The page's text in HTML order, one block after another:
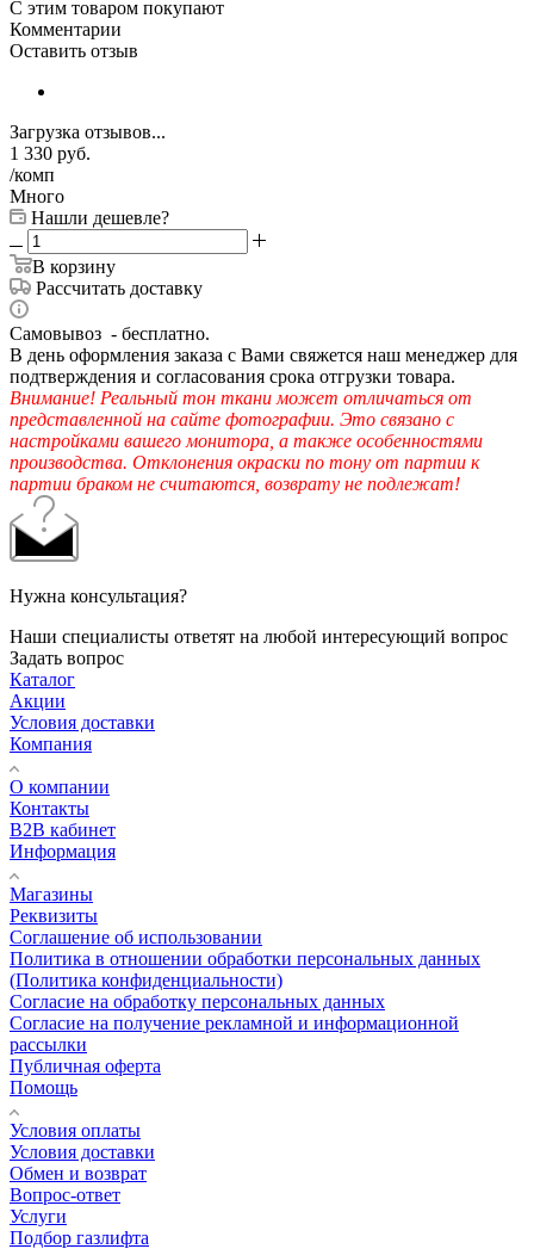
С этим товаром покупают
Комментарии
Оставить отзыв
Загрузка отзывов...
1 330 руб.
/комп
Много
Нашли дешевле?
В корзину
Рассчитать доставку
Самовывоз - бесплатно.
В день оформления заказа с Вами свяжется наш менеджер для
подтверждения и согласования срока отгрузки товара.
Внимание! Реальный тон ткани может отличаться от
представленной на сайте фотографии. Это связано с
настройками вашего монитора, а также особенностями
производства. Отклонения окраски по тону от партии к
партии браком не считаются, возврату не подлежат!
Нужна консультация?
Наши специалисты ответят на любой интересующий вопрос
Задать вопрос
Каталог
Акции
Условия доставки
Компания
О компании
Контакты
B2B кабинет
Информация
Магазины
Реквизиты
Соглашение об использовании
Политика в отношении обработки персональных данных
(Политика конфиденциальности)
Согласие на обработку персональных данных
Согласие на получение рекламной и информационной
рассылки
Публичная оферта
Помощь
Условия оплаты
Условия доставки
Обмен и возврат
Вопрос-ответ
Услуги
Подбор газлифта